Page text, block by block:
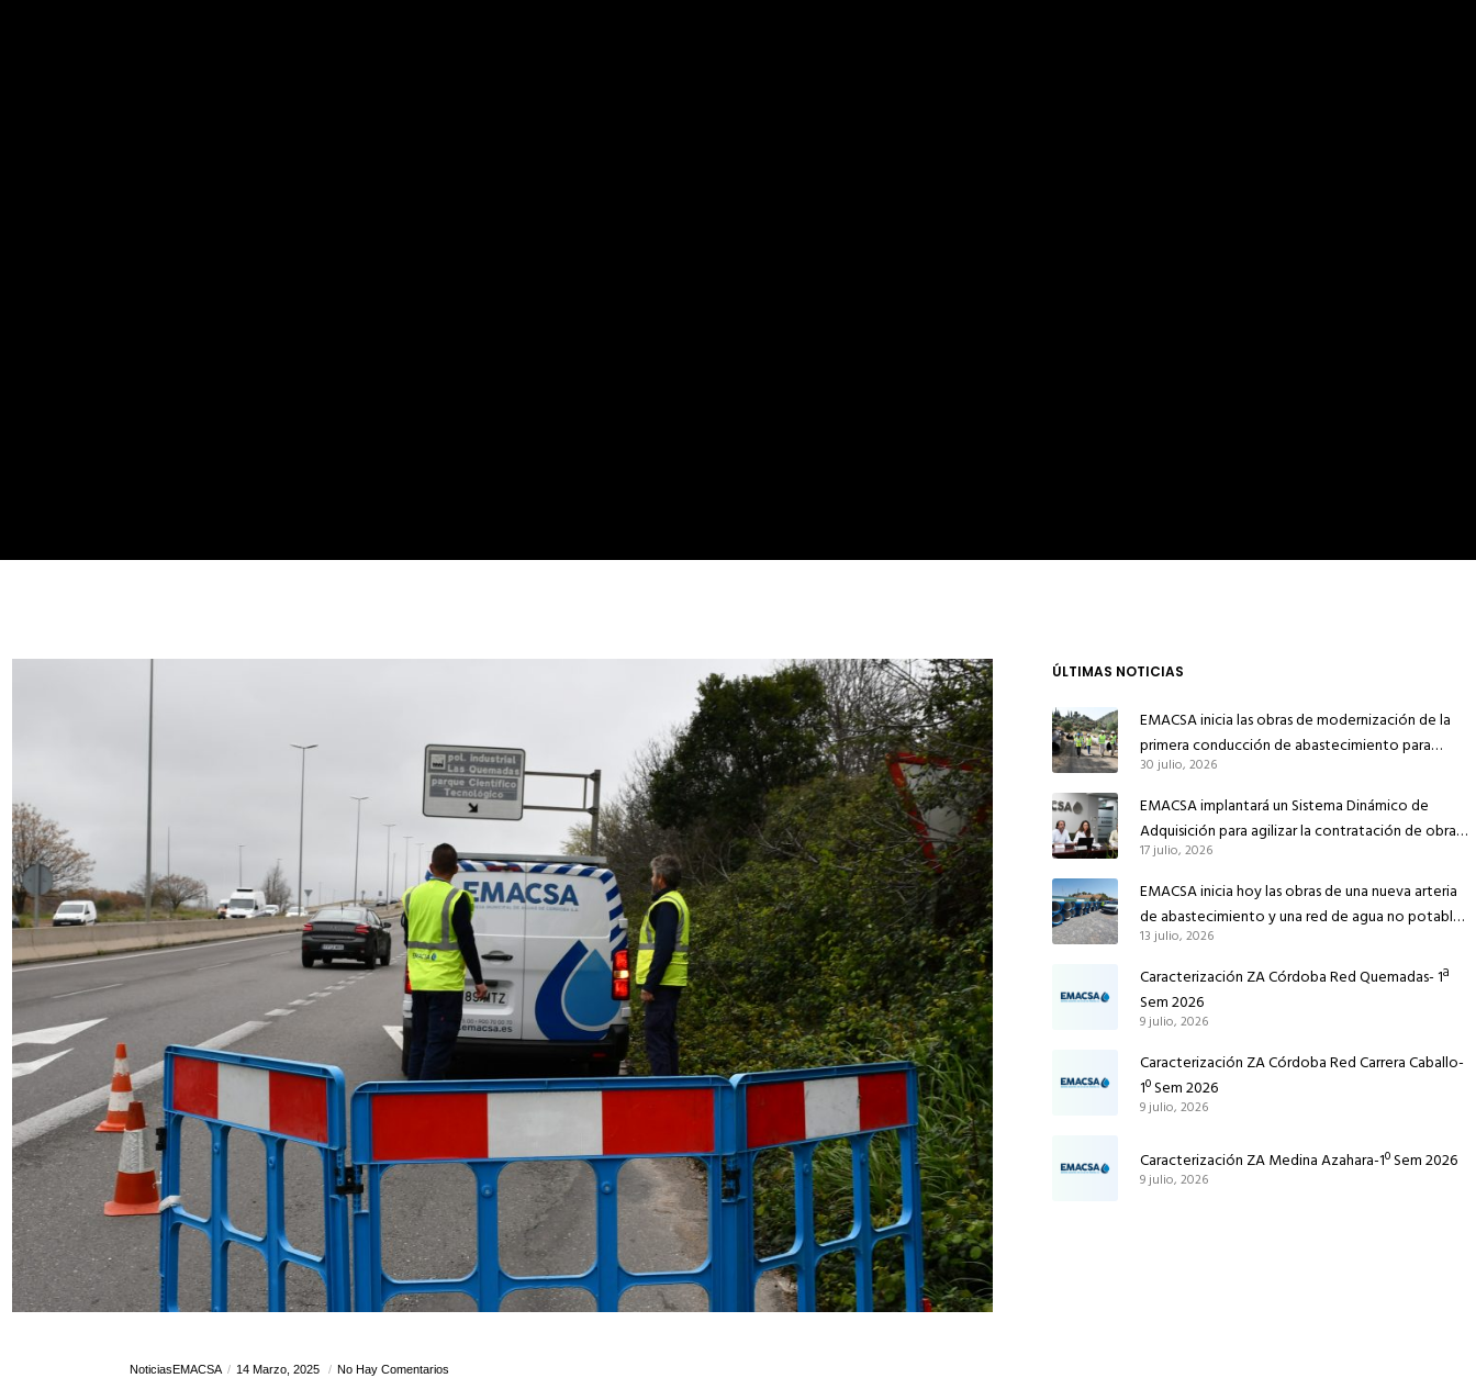
NoticiasEMACSA 14 Marzo, 2025 No Hay Comentarios
ÚLTIMAS NOTICIAS
EMACSA inicia las obras de modernización de la
primera conducción de abastecimiento para
reforzar el suministro de agua de Córdoba
30 julio, 2026
EMACSA implantará un Sistema Dinámico de
Adquisición para agilizar la contratación de obras
en sus redes e instalaciones
17 julio, 2026
EMACSA inicia hoy las obras de una nueva arteria
de abastecimiento y una red de agua no potable
en Ingeniero Ruiz de Azúa
13 julio, 2026
Caracterización ZA Córdoba Red Quemadas- 1ª
Sem 2026
9 julio, 2026
Caracterización ZA Córdoba Red Carrera Caballo-
1º Sem 2026
9 julio, 2026
Caracterización ZA Medina Azahara-1º Sem 2026
9 julio, 2026